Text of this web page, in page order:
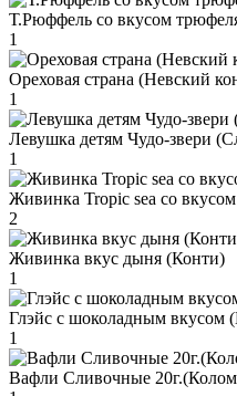
Т.Рюффель со вкусом
1
Ореховая страна (Невский
1
Левушка детям Чудо-звери
1
Живинка Tropic sea со
2
Живинка вкус дыня (Конти)
1
Глэйс с шоколадным вкусом
1
Вафли Сливочные